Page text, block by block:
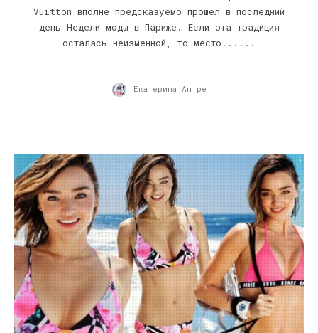
Vuitton вполне предсказуемо прошел в последний
день Недели моды в Париже. Если эта традиция
осталась неизменной, то место......
Екатерина Антре